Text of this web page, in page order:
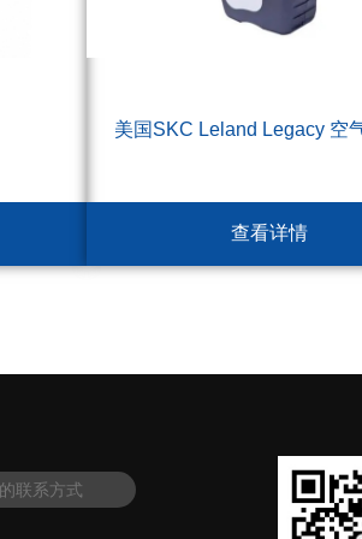
美国SKC Leland Legacy 空
查看详情